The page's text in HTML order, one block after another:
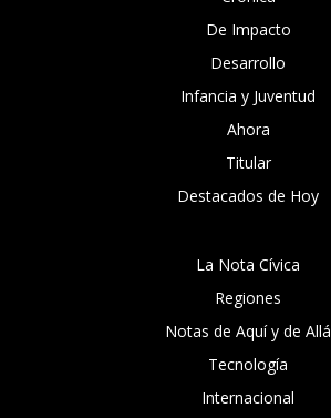
De Impacto
Desarrollo
Infancia y Juventud
Ahora
Titular
Destacados de Hoy
La Nota Cívica
Regiones
Notas de Aquí y de Allá
Tecnología
Internacional